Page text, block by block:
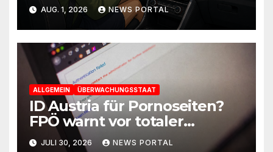
AUG. 1, 2026 NEWS PORTAL
ALLGEMEIN ÜBERWACHUNGSSTAAT
ID Austria für Pornoseiten?
FPÖ warnt vor totaler
Kontrolle
JULI 30, 2026 NEWS PORTAL